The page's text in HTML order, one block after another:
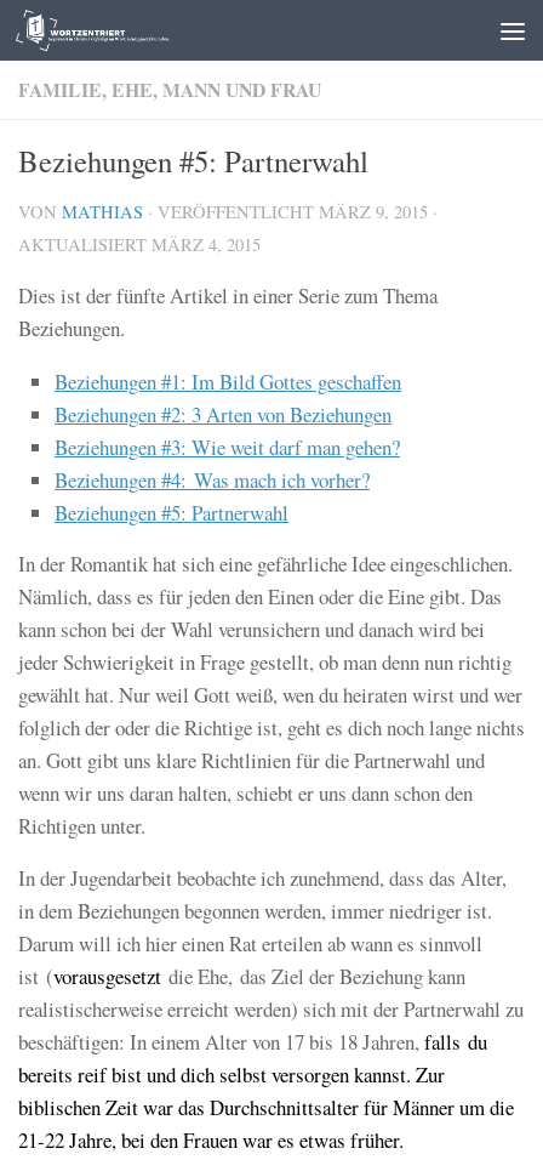
Zum Inhalt springen
FAMILIE, EHE, MANN UND FRAU
Beziehungen #5: Partnerwahl
VON MATHIAS · VERÖFFENTLICHT MÄRZ 9, 2015 ·
AKTUALISIERT MÄRZ 4, 2015
Dies ist der fünfte Artikel in einer Serie zum Thema
Beziehungen.
Beziehungen #1: Im Bild Gottes geschaffen
Beziehungen #2: 3 Arten von Beziehungen
Beziehungen #3: Wie weit darf man gehen?
Beziehungen #4: Was mach ich vorher?
Beziehungen #5: Partnerwahl
In der Romantik hat sich eine gefährliche Idee eingeschlichen.
Nämlich, dass es für jeden den Einen oder die Eine gibt. Das
kann schon bei der Wahl verunsichern und danach wird bei
jeder Schwierigkeit in Frage gestellt, ob man denn nun richtig
gewählt hat. Nur weil Gott weiß, wen du heiraten wirst und wer
folglich der oder die Richtige ist, geht es dich noch lange nichts
an. Gott gibt uns klare Richtlinien für die Partnerwahl und
wenn wir uns daran halten, schiebt er uns dann schon den
Richtigen unter.
In der Jugendarbeit beobachte ich zunehmend, dass das Alter,
in dem Beziehungen begonnen werden, immer niedriger ist.
Darum will ich hier einen Rat erteilen ab wann es sinnvoll
ist (vorausgesetzt die Ehe, das Ziel der Beziehung kann
realistischerweise erreicht werden) sich mit der Partnerwahl zu
beschäftigen: In einem Alter von 17 bis 18 Jahren,falls du
bereits reif bist und dich selbst versorgen kannst. Zur
biblischen Zeit war das Durchschnittsalter für Männer um die
21-22 Jahre, bei den Frauen war es etwas früher.